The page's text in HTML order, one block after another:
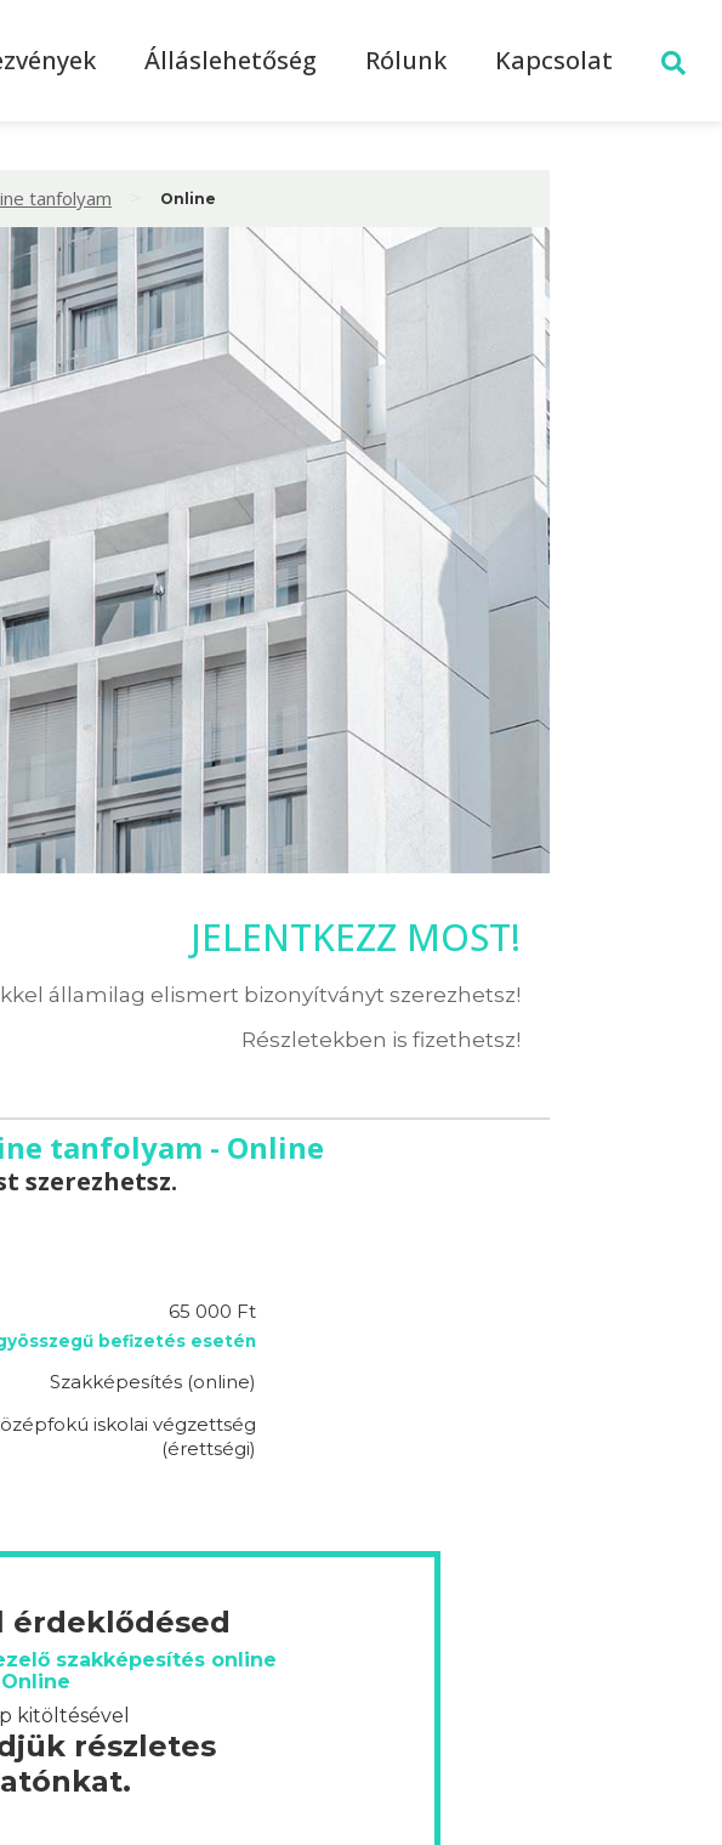
Álláslehetőség Rólunk Kapcsolat
tanfolyam Online
JELENTKEZZ MOST!
államilag elismert bizonyítványt szerezhetsz!
Részletekben is fizethetsz!
tanfolyam - Online
szerezhetsz.
65 000 Ft
befizetés esetén
Szakképesítés (online)
iskolai végzettség
(érettségi)
érdeklődésed
szakképesítés online
kitöltésével
részletes